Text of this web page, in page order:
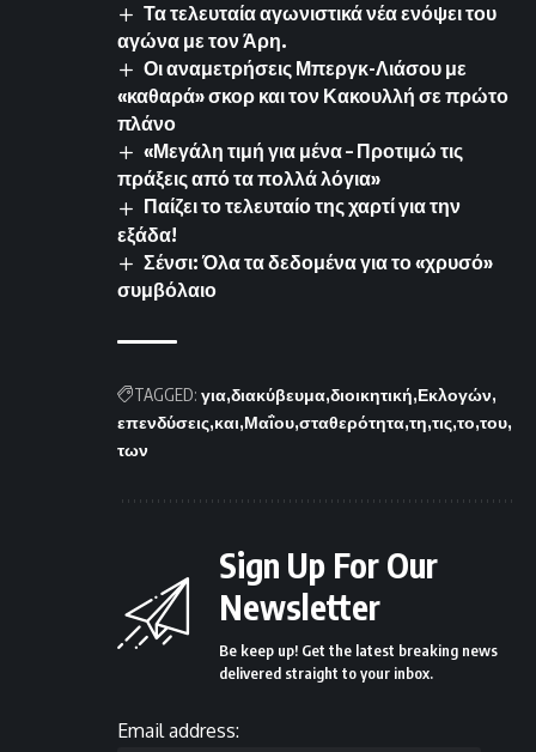
Τα τελευταία αγωνιστικά νέα ενόψει του
αγώνα με τον Άρη.
Οι αναμετρήσεις Μπεργκ-Λιάσου με
«καθαρά» σκορ και τον Κακουλλή σε πρώτο
πλάνο
«Μεγάλη τιμή για μένα – Προτιμώ τις
πράξεις από τα πολλά λόγια»
Παίζει το τελευταίο της χαρτί για την
εξάδα!
Σένσι: Όλα τα δεδομένα για το «χρυσό»
συμβόλαιο
TAGGED: για διακύβευμα διοικητική Εκλογών
επενδύσεις και Μαΐου σταθερότητα τη τις το του
των
Sign Up For Our
Newsletter
Be keep up! Get the latest breaking news
delivered straight to your inbox.
Email address: